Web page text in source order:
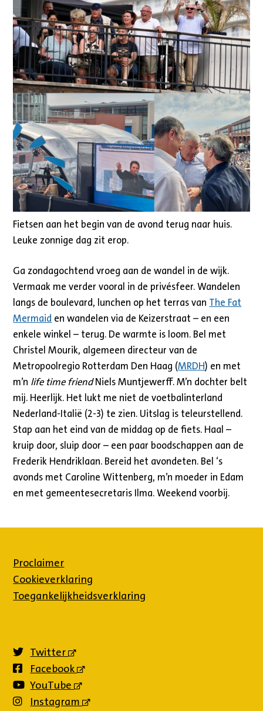
Fietsen aan het begin van de avond terug naar huis.
Leuke zonnige dag zit erop.
Ga zondagochtend vroeg aan de wandel in de wijk.
Vermaak me verder vooral in de privésfeer. Wandelen
langs de boulevard, lunchen op het terras van The Fat
Mermaid en wandelen via de Keizerstraat – en een
enkele winkel – terug. De warmte is loom. Bel met
Christel Mourik, algemeen directeur van de
Metropoolregio Rotterdam Den Haag (MRDH) en met
m’n life time friendNiels Muntjewerff. M’n dochter belt
mij. Heerlijk. Het lukt me niet de voetbalinterland
Nederland-Italië (2-3) te zien. Uitslag is teleurstellend.
Stap aan het eind van de middag op de fiets. Haal –
kruip door, sluip door – een paar boodschappen aan de
Frederik Hendriklaan. Bereid het avondeten. Bel ‘s
avonds met Caroline Wittenberg, m’n moeder in Edam
en met gemeentesecretaris Ilma. Weekend voorbij.
Proclaimer
Cookieverklaring
Toegankelijkheidsverklaring
Twitter
(externe
Facebook
(externe
YouTube
(externe
Instagram
(externe